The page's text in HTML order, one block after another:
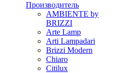
Производитель
AMBIENTE by
BRIZZI
Arte Lamp
Arti Lampadari
Brizzi Modern
Chiaro
Citilux